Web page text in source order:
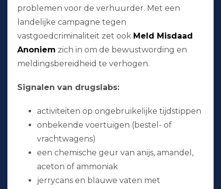
problemen voor de verhuurder. Met een
landelijke campagne tegen
vastgoedcriminaliteit zet ook Meld Misdaad
Anoniem zich in om de bewustwording en
meldingsbereidheid te verhogen.
Signalen van drugslabs:
activiteiten op ongebruikelijke tijdstippen
onbekende voertuigen (bestel- of
vrachtwagens)
een chemische geur van anijs, amandel,
aceton of ammoniak
jerrycans en blauwe vaten met